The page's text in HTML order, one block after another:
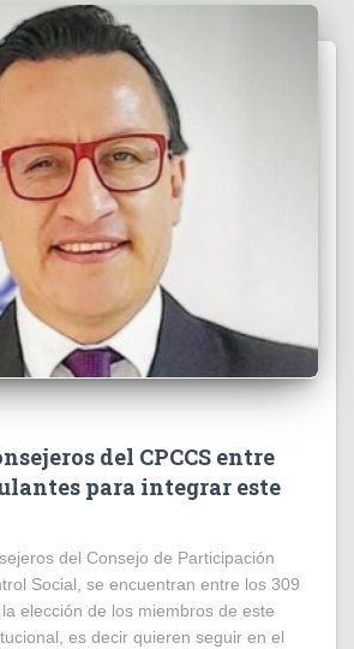
del CPCCS entre
para integrar este
del Consejo de Participación
Social, se encuentran entre los 309
elección de los miembros de este
es decir quieren seguir en el